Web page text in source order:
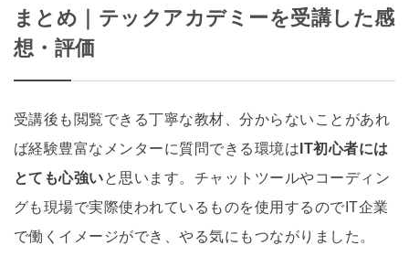
まとめ｜テックアカデミーを受講した感
想・評価
受講後も閲覧できる丁寧な教材、分からないことがあれ
ば経験豊富なメンターに質問できる環境は IT初心者には
とても心強いと思います。チャットツールやコーディン
グも現場で実際使われているものを使用するのでIT企業
で働くイメージができ、やる気にもつながりました。